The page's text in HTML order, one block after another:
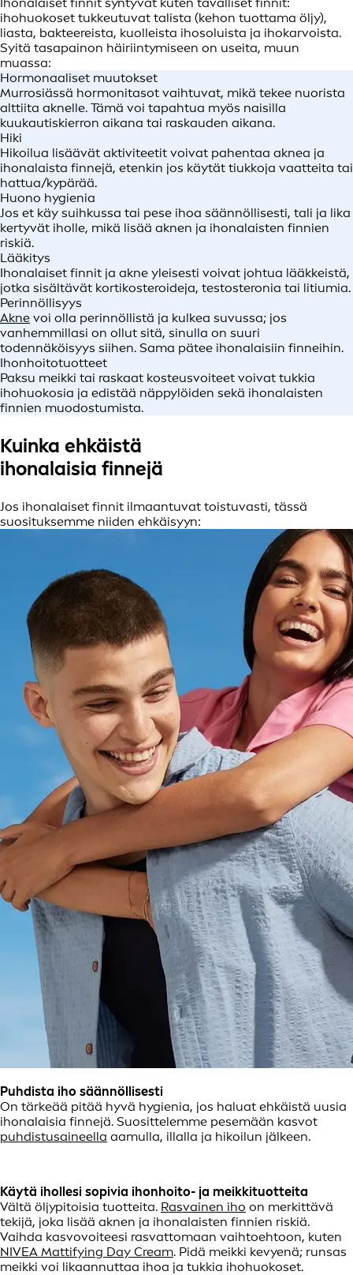
ihohuokoset tukkeutuvat talista (kehon tuottama öljy),
liasta, bakteereista, kuolleista ihosoluista ja ihokarvoista.
Syitä tasapainon häiriintymiseen on useita, muun
muassa:
Hormonaaliset muutokset
Murrosiässä hormonitasot vaihtuvat, mikä tekee nuorista
alttiita aknelle. Tämä voi tapahtua myös naisilla
kuukautiskierron aikana tai raskauden aikana.
Hiki
Hikoilua lisäävät aktiviteetit voivat pahentaa aknea ja
ihonalaista finnejä, etenkin jos käytät tiukkoja vaatteita tai
hattua/kypärää.
Huono hygienia
Jos et käy suihkussa tai pese ihoa säännöllisesti, tali ja lika
kertyvät iholle, mikä lisää aknen ja ihonalaisten finnien
riskiä.
Lääkitys
Ihonalaiset finnit ja akne yleisesti voivat johtua lääkkeistä,
jotka sisältävät kortikosteroideja, testosteronia tai litiumia.
Perinnöllisyys
Akne voi olla perinnöllistä ja kulkea suvussa; jos
vanhemmillasi on ollut sitä, sinulla on suuri
todennäköisyys siihen. Sama pätee ihonalaisiin finneihin.
Ihonhoitotuotteet
Paksu meikki tai raskaat kosteusvoiteet voivat tukkia
ihohuokosia ja edistää näppylöiden sekä ihonalaisten
finnien muodostumista.
Kuinka ehkäistä
ihonalaisia finnejä
Jos ihonalaiset finnit ilmaantuvat toistuvasti, tässä
suosituksemme niiden ehkäisyyn:
Puhdista iho säännöllisesti
On tärkeää pitää hyvä hygienia, jos haluat ehkäistä uusia
ihonalaisia finnejä. Suosittelemme pesemään kasvot
puhdistusaineella aamulla, illalla ja hikoilun jälkeen.
Käytä ihollesi sopivia ihonhoito- ja meikkituotteita
Vältä öljypitoisia tuotteita. Rasvainen iho on merkittävä
tekijä, joka lisää aknen ja ihonalaisten finnien riskiä.
Vaihda kasvovoiteesi rasvattomaan vaihtoehtoon, kuten
NIVEA Mattifying Day Cream. Pidä meikki kevyenä; runsas
meikki voi likaannuttaa ihoa ja tukkia ihohuokoset.